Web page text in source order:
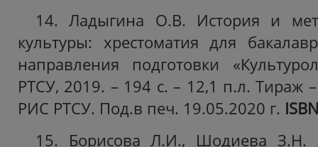
14. Ладыгина О.В. История и
культуры: хрестоматия для
направления подготовки
РТСУ, 2019. – 194 с. – 12,1 п.л. Тираж
РИС РТСУ. Под.в печ. 19.05.2020 г.
15. Борисова Л.И., Шодиева З.Н.